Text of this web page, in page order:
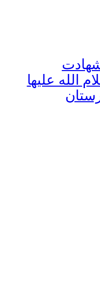
الله علیها